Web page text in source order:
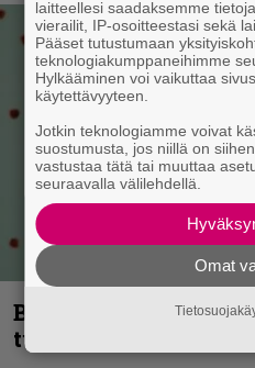
Blind Channel palaa
tuplasingle
laitteellesi saadaksemme
vierailit, IP-osoitteestasi sekä
Pääset tutustumaan
teknologiakumppaneihimme
Hylkääminen voi vaikuttaa
käytettävyyteen.
Jotkin teknologiamme voivat
suostumusta, jos niillä on
vastustaa tätä tai muuttaa
seuraavalla välilehdellä.
Omat